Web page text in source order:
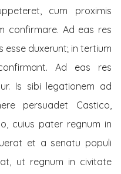
cum proximis
confirmare. Ad eas res
esse duxerunt; in tertium
Ad eas res
Is sibi legationem ad
persuadet Castico,
cuius pater regnum in
et a senatu populi
ut regnum in civitate